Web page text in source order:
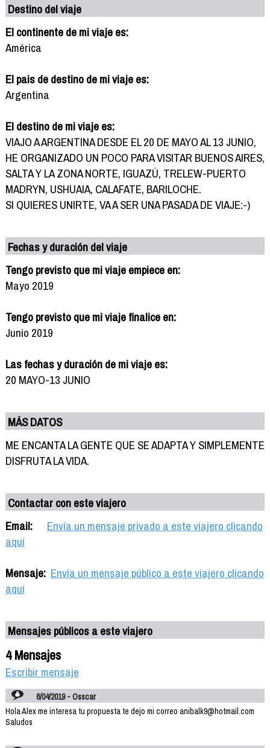
Destino del viaje
El continente de mi viaje es:
América
El pais de destino de mi viaje es:
Argentina
El destino de mi viaje es:
VIAJO A ARGENTINA DESDE EL 20 DE MAYO AL 13 JUNIO,
HE ORGANIZADO UN POCO PARA VISITAR BUENOS AIRES,
SALTA Y LA ZONA NORTE, IGUAZÚ, TRELEW-PUERTO
MADRYN, USHUAIA, CALAFATE, BARILOCHE.
SI QUIERES UNIRTE, VA A SER UNA PASADA DE VIAJE:-)
Fechas y duración del viaje
Tengo previsto que mi viaje empiece en:
Mayo 2019
Tengo previsto que mi viaje finalice en:
Junio 2019
Las fechas y duración de mi viaje es:
20 MAYO-13 JUNIO
MÁS DATOS
ME ENCANTA LA GENTE QUE SE ADAPTA Y SIMPLEMENTE
DISFRUTA LA VIDA.
Contactar con este viajero
Email:
Envía un mensaje privado a este viajero clicando
aquí
Mensaje: Envía un mensaje público a este viajero clicando
aquí
Mensajes públicos a este viajero
4 Mensajes
Escribir mensaje
6/04/2019 - Osscar
Hola Alex me interesa tu propuesta te dejo mi correo anibalk9@hotmail.com
Saludos